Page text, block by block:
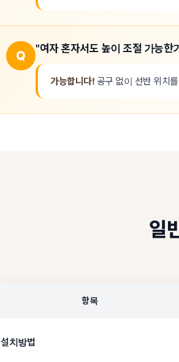
Q "여자 혼자서도 높이 조절 가능한
가능합니다! 공구 없이 선반 위치
일
항목
설치방법